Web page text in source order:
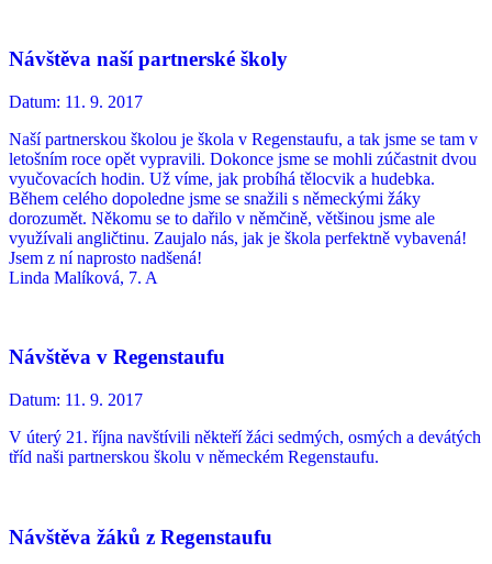
Návštěva naší partnerské školy
Datum: 11. 9. 2017
Naší partnerskou školou je škola v Regenstaufu, a tak jsme se tam v
letošním roce opět vypravili. Dokonce jsme se mohli zúčastnit dvou
vyučovacích hodin. Už víme, jak probíhá tělocvik a hudebka.
Během celého dopoledne jsme se snažili s německými žáky
dorozumět. Někomu se to dařilo v němčině, většinou jsme ale
využívali angličtinu. Zaujalo nás, jak je škola perfektně vybavená!
Jsem z ní naprosto nadšená!
Linda Malíková, 7. A
Návštěva v Regenstaufu
Datum: 11. 9. 2017
V úterý 21. října navštívili někteří žáci sedmých, osmých a devátých
tříd naši partnerskou školu v německém Regenstaufu.
Návštěva žáků z Regenstaufu